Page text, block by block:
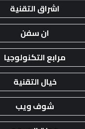
اشراق التقنية
ان سفن
مرابع التكنولوجيا
خيال التقنية
شوف ويب